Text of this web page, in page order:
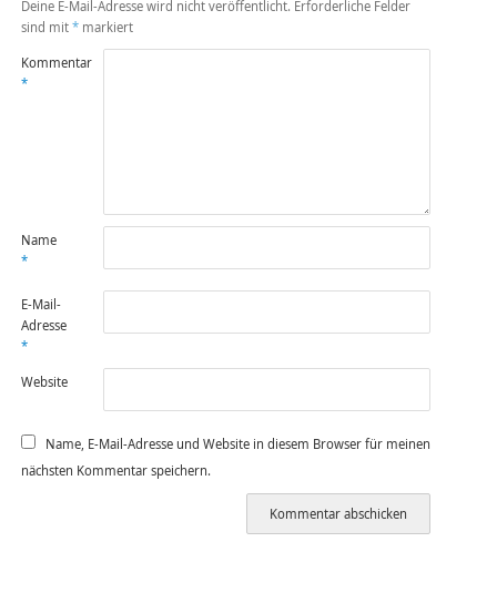
Deine E-Mail-Adresse wird nicht veröffentlicht. Erforderliche Felder
sind mit *markiert
Kommentar
*
Name
*
E-Mail-
Adresse
*
Website
Name, E-Mail-Adresse und Website in diesem Browser für meinen
nächsten Kommentar speichern.